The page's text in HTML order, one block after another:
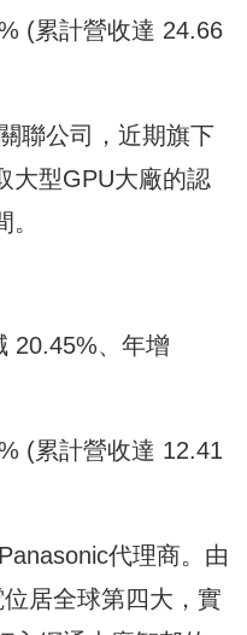
(累計營收達 24.66
聯公司，近期旗下
大型GPU大廠的認
20.45%、年增
(累計營收達 12.41
代理商。由
居全球第四大，實